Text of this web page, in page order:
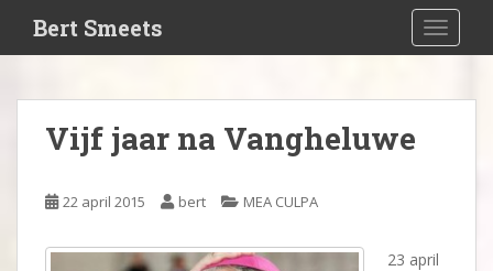
i
Bert Smeets
Vijf jaar na Vangheluwe
22 april 2015 bert MEA CULPA
23 april